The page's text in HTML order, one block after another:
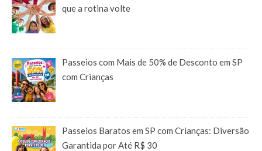
que a rotina volte
Passeios com Mais de 50% de Desconto em SP
com Crianças
Passeios Baratos em SP com Crianças: Diversão
Garantida por Até R$ 30